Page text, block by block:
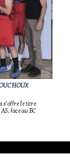
s’offre le titre
face au BC